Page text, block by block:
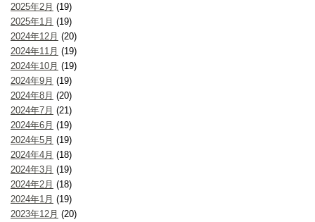
2025年2月 (19)
2025年1月 (19)
2024年12月 (20)
2024年11月 (19)
2024年10月 (19)
2024年9月 (19)
2024年8月 (20)
2024年7月 (21)
2024年6月 (19)
2024年5月 (19)
2024年4月 (18)
2024年3月 (19)
2024年2月 (18)
2024年1月 (19)
2023年12月 (20)